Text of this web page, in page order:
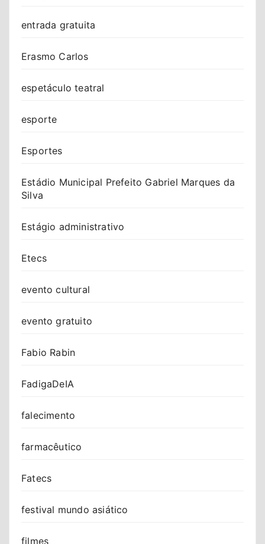
entrada gratuita
Erasmo Carlos
espetáculo teatral
esporte
Esportes
Estádio Municipal Prefeito Gabriel Marques da
Silva
Estágio administrativo
Etecs
evento cultural
evento gratuito
Fabio Rabin
FadigaDeIA
falecimento
farmacêutico
Fatecs
festival mundo asiático
filmes